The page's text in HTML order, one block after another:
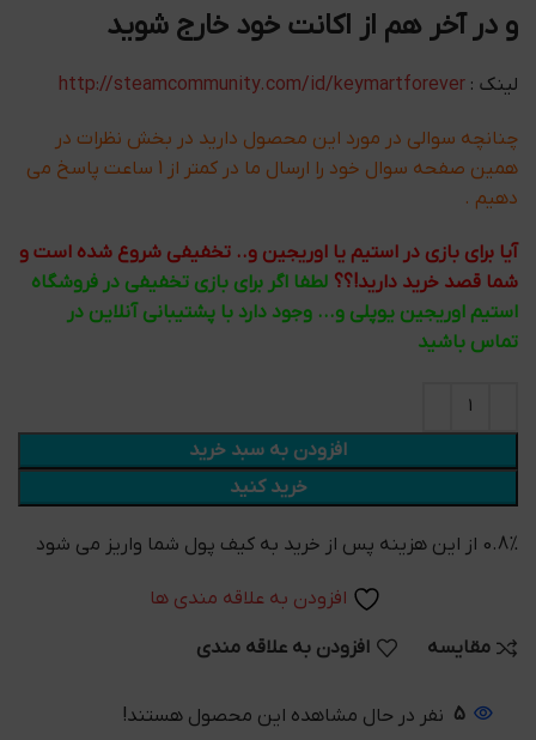
و در آخر هم از اکانت خود خارج شوید
لینک : http://steamcommunity.com/id/keymartforever
چنانچه سوالی در مورد این محصول دارید در بخش نظرات در
همین صفحه سوال خود را ارسال ما در کمتر از 1 ساعت پاسخ می
دهیم .
آیا برای بازی در استیم یا اوریجین و.. تخفیفی شروع شده است و
شما قصد خرید دارید!؟؟ لطفا اگر برای بازی تخفیفی در فروشگاه
استیم اوریجین یوپلی و... وجود دارد با پشتیبانی آنلاین در
تماس باشید
افزودن به سبد خرید
خرید کنید
0.8% از این هزینه پس از خرید به کیف پول شما واریز می شود
افزودن به علاقه مندی ها
مقایسه افزودن به علاقه مندی
5 نفر در حال مشاهده این محصول هستند!